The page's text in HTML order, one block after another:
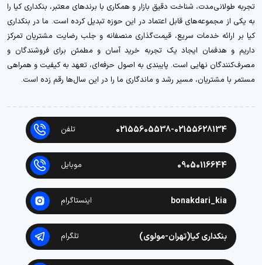
تجربه طولانی‌مدت، شناخت دقیق بازار و همکاری با برندهای معتبر، بنکداری کیا را
به یکی از مجموعه‌های قابل اعتماد در این حوزه تبدیل کرده است. ما در بنکداری
کیا بر ارائه خدمات سریع، قیمت‌گذاری منصفانه و جلب رضایت مشتریان تمرکز
داریم و هدفمان ایجاد یک تجربه خرید آسان و مطمئن برای فروشندگان و
مصرف‌کنندگان نهایی است. پایبندی به اصول حرفه‌ای، تعهد به کیفیت و همراهی
مستمر با مشتریان، مسیر رشد و ماندگاری ما را در این سال‌ها رقم زده است.
02155605538-02155628134 تلفن
09050116644 موبایل
bonakdari_kia اینستاگرام
بنکداری کیا(تهران-مولوی) تلگرام